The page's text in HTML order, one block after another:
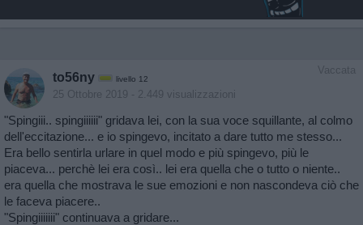
Vaccata
to56ny livello 12
25 Ottobre 2019 - 2.449 visualizzazioni
"Spingiii.. spingiiiiii" gridava lei, con la sua voce squillante, al colmo
dell'eccitazione... e io spingevo, incitato a dare tutto me stesso...
Era bello sentirla urlare in quel modo e più spingevo, più le
piaceva... perchè lei era così.. lei era quella che o tutto o niente..
era quella che mostrava le sue emozioni e non nascondeva ciò che
le faceva piacere..
"Spingiiiiiii" continuava a gridare...